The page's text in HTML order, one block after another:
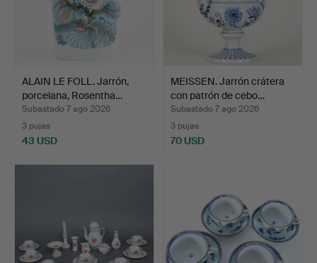
ALAIN LE FOLL. Jarrón,
porcelana, Rosentha…
Subastado 7 ago 2026
3 pujas
43 USD
MEISSEN. Jarrón crátera
con patrón de cebo…
Subastado 7 ago 2026
3 pujas
70 USD